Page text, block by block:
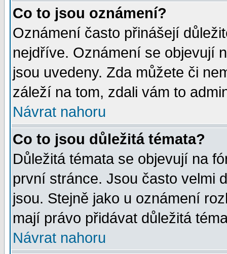
Co to jsou oznámení?
Oznámení často přinášejí
nejdříve. Oznámení se objevují
jsou uvedeny. Zda můžete či
záleží na tom, zdali vám to
Návrat nahoru
Co to jsou důležitá témata?
Důležitá témata se objevují na
první stránce. Jsou často velmi
jsou. Stejně jako u oznámení
mají právo přidávat důležitá
Návrat nahoru